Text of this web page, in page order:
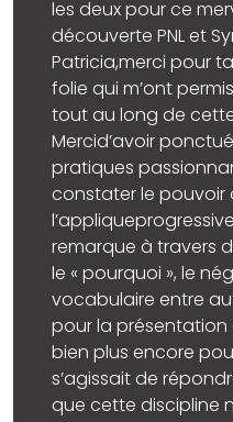
les deux pour ce
découverte PNL et
Patricia,merci pour
folie qui m’ont
tout au long de
Mercid’avoir
pratiques
constater le pouvoir
remarque à travers
le « pourquoi », le
vocabulaire entre
pour la présentation
bien plus encore
s’agissait de
que cette discipline